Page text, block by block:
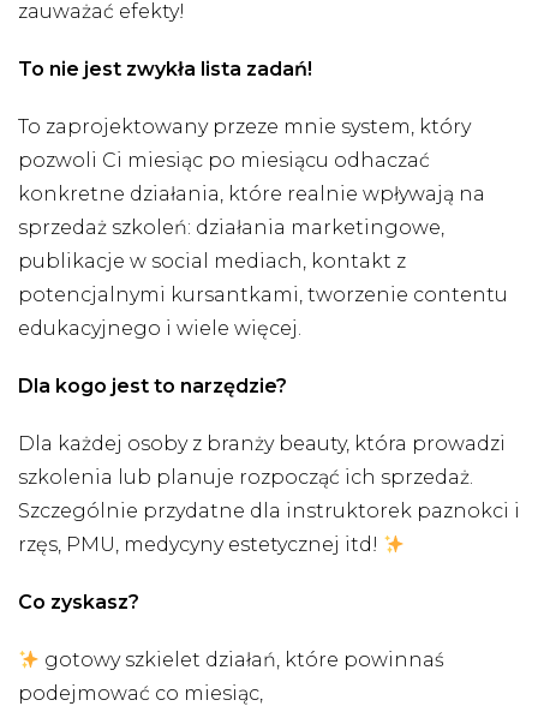
zauważać efekty!
To nie jest zwykła lista zadań!
To zaprojektowany przeze mnie system, który
pozwoli Ci miesiąc po miesiącu odhaczać
konkretne działania, które realnie wpływają na
sprzedaż szkoleń: działania marketingowe,
publikacje w social mediach, kontakt z
potencjalnymi kursantkami, tworzenie contentu
edukacyjnego i wiele więcej.
Dla kogo jest to narzędzie?
Dla każdej osoby z branży beauty, która prowadzi
szkolenia lub planuje rozpocząć ich sprzedaż.
Szczególnie przydatne dla instruktorek paznokci i
rzęs, PMU, medycyny estetycznej itd!
Co zyskasz?
gotowy szkielet działań, które powinnaś
podejmować co miesiąc,